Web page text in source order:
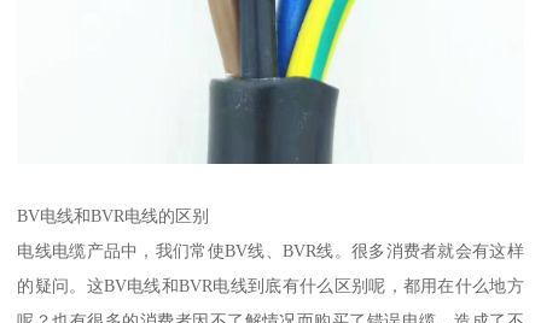
BV电线和BVR电线的区别
电线电缆产品中，我们常使BV线、BVR线。很多消费者就会有这样
的疑问。这BV电线和BVR电线到底有什么区别呢，都用在什么地方